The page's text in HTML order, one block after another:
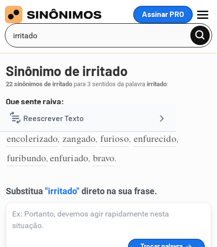
Assinar PRO
MENU
Reescrever Texto
Resumir Texto
Detector de IA
Humanizador de IA
Sinônimo de irritado
22 sinônimos de irritado para 3 sentidos da palavra irritado:
Que sente raiva:
1 irado,raivoso,enraivecido colérico
encolerizado, zangado, furioso, enfurecido,
furibundo, enfuriado, bravo.